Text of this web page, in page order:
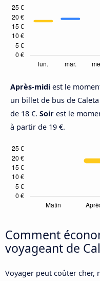
Après-midi est le
un billet de bus de
de 18 €. Soir est le
à partir de 19 €.
Comment
voyageant de
Voyager peut coûter cher,